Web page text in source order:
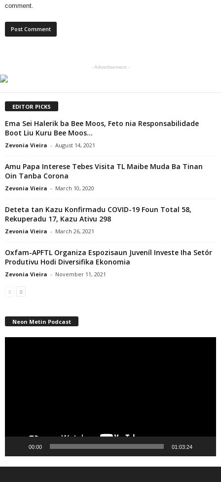
comment.
- Advertisement -
EDITOR PICKS
Ema Sei Halerik ba Bee Moos, Feto nia Responsabilidade
Boot Liu Kuru Bee Moos...
Zevonia Vieira - August 14, 2021
Amu Papa Interese Tebes Visita TL Maibe Muda Ba Tinan
Oin Tanba Corona
Zevonia Vieira - March 10, 2020
Deteta tan Kazu Konfirmadu COVID-19 Foun Total 58,
Rekuperadu 17, Kazu Ativu 298
Zevonia Vieira - March 26, 2021
Oxfam-APFTL Organiza Espozisaun Juveníl Investe Iha Setór
Produtivu Hodi Diversifika Ekonomia
Zevonia Vieira - November 11, 2021
Neon Metin Podcast
00:00 01:03:24